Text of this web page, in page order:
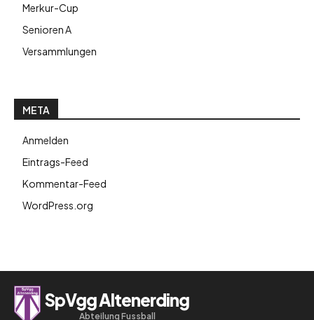
Merkur-Cup
Senioren A
Versammlungen
META
Anmelden
Eintrags-Feed
Kommentar-Feed
WordPress.org
SpVgg Altenerding
Abteilung Fussball